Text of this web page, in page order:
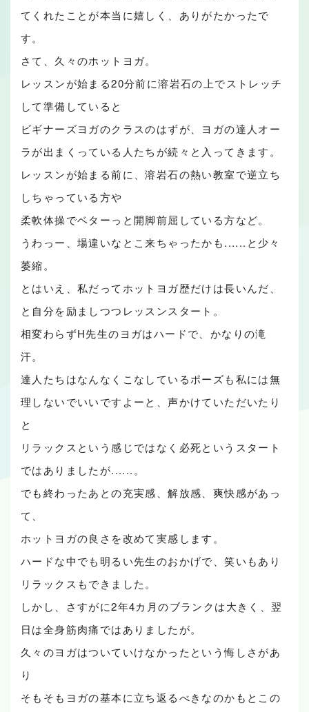
てくれたことが本当に嬉しく、ありがたかったで
す。
さて、久々のホットヨガ。
レッスンが始まる20分前に溶岩石の上でストレッチ
して準備していると
ビギナーズヨガのクラスのはずが、ヨガの達人オー
ラが出まくっている人たちが続々と入ってきます。
レッスンが始まる前に、溶岩石の熱い教室で逆立ち
しちゃっている方や
柔軟体操でベターっと開脚前屈している方など。
うわっー、場違いなとこ来ちゃったかも......と少々
萎縮。
とはいえ、私だってホットヨガ歴だけは長いんだ、
と自分を励ましつつレッスンスタート。
相変わらずH先生のヨガはハードで、かなりの滝
汗。
達人たちはなんなくこなしているポーズも私には無
理しないでいいですよーと、声かけていただいたり
と
リラックスという感じではなく必死というスタート
ではありましたが......。
でも終わったあとの充実感、解放感、爽快感があっ
て、
ホットヨガの良さを改めて実感します。
ハードな中でも明るい先生のおかげで、笑いもあり
リラックスもできました。
しかし、さすがに2年4カ月のブランクは大きく、翌
日は全身筋肉痛ではありましたが。
久々のヨガはついていけなかったという悔しさがあ
り
そもそもヨガの基本に立ち返るべきなのかもとこの